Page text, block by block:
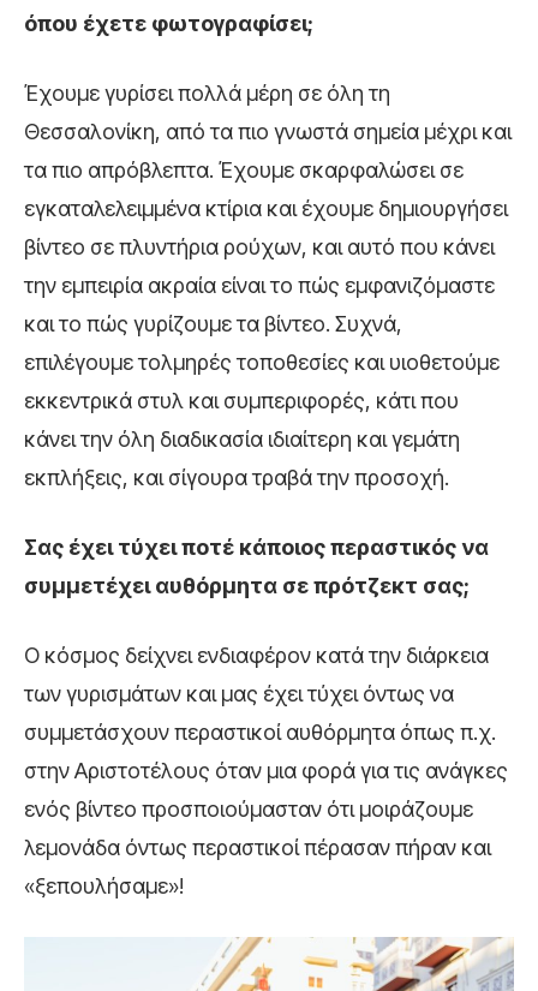
όπου έχετε φωτογραφίσει;
Έχουμε γυρίσει πολλά μέρη σε όλη τη
Θεσσαλονίκη, από τα πιο γνωστά σημεία μέχρι και
τα πιο απρόβλεπτα. Έχουμε σκαρφαλώσει σε
εγκαταλελειμμένα κτίρια και έχουμε δημιουργήσει
βίντεο σε πλυντήρια ρούχων, και αυτό που κάνει
την εμπειρία ακραία είναι το πώς εμφανιζόμαστε
και το πώς γυρίζουμε τα βίντεο. Συχνά,
επιλέγουμε τολμηρές τοποθεσίες και υιοθετούμε
εκκεντρικά στυλ και συμπεριφορές, κάτι που
κάνει την όλη διαδικασία ιδιαίτερη και γεμάτη
εκπλήξεις, και σίγουρα τραβά την προσοχή.
Σας έχει τύχει ποτέ κάποιος περαστικός να
συμμετέχει αυθόρμητα σε πρότζεκτ σας;
Ο κόσμος δείχνει ενδιαφέρον κατά την διάρκεια
των γυρισμάτων και μας έχει τύχει όντως να
συμμετάσχουν περαστικοί αυθόρμητα όπως π.χ.
στην Αριστοτέλους όταν μια φορά για τις ανάγκες
ενός βίντεο προσποιούμασταν ότι μοιράζουμε
λεμονάδα όντως περαστικοί πέρασαν πήραν και
«ξεπουλήσαμε»!